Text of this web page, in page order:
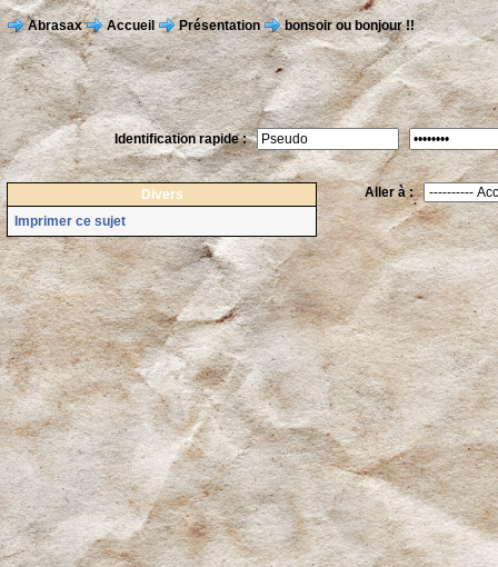
Abrasax Accueil Présentation bonsoir ou bonjour !!
Identification rapide :
Divers
Imprimer ce sujet
Aller à :